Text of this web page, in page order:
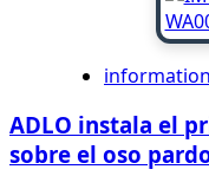
ADLO instala el
sobre el oso